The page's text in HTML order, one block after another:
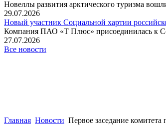
Новеллы развития арктического туризма
29.07.2026
Новый участник Социальной хартии
Компания ПАО «Т Плюс» присоединилась к
27.07.2026
Все новости
Главная Новости Первое заседание